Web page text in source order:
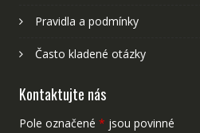
Pravidla a podmínky
Často kladené otázky
Kontaktujte nás
Pole označené * jsou povinné